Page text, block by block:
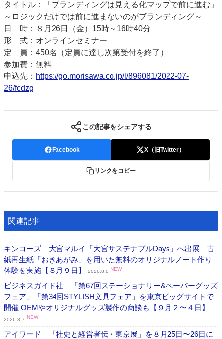
タイトル：「ブランディングは見える化マップで前に進む」
～ロジックだけでは前に進まないのがブランディング～
日 時：８月26日（金）15時～16時40分
形 式：オンラインセミナー
定 員：450名（定員に達し次第受付を終了）
参加費：無料
申込先： https://go.morisawa.co.jp/l/896081/2022-07-
26/fcdzg
この記事をシェアする
Facebook X（旧Twitter）
リンクをコピー
関連記事
キンコーズ 大宮マルイ「大宮サステナブルDays」へ出展 古
紙再生紙「おきあがみ」を用いた無料のオリジナルノート作り
体験を実施【８月９日】
2026.8.8 NEW
ビジネスガイド社 「第67回ステーショナリー&ペーパーグッズ
フェア」「第34回STYLISH文具フェア」を東京ビッグサイトで
開催 OEMやオリジナルグッズ製作の商談も【９月２〜４日】
2026.8.7 NEW
アイワード 「社史と経営者伝・東京展」を８月25日〜26日に